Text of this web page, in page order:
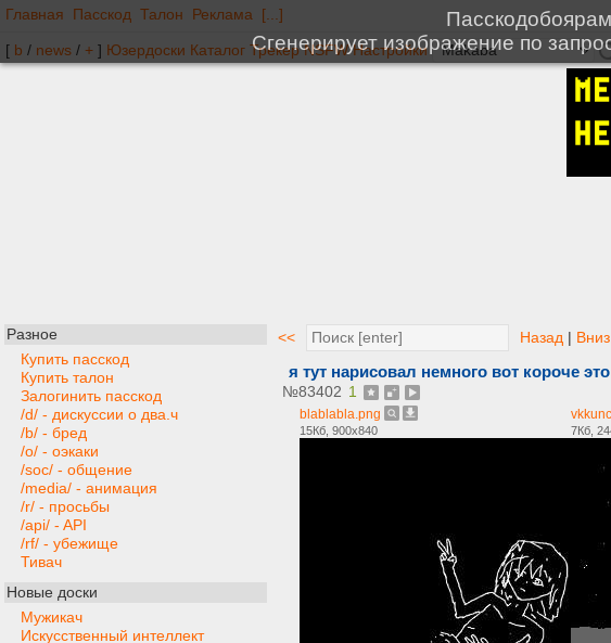
Главная Пасскод Талон Реклама [...]
[ b / news / + ] Юзердоски Каталог Трекер NSFW Настройки
Разное
Купить пасскод
Купить талон
Залогинить пасскод
/d/ - дискуссии о два.ч
/b/ - бред
/o/ - оэкаки
/soc/ - общение
/media/ - анимация
/r/ - просьбы
/api/ - API
/rf/ - убежище
Тивач
Новые доски
Мужикач
Искусственный интеллект
<< Назад | Вниз
я тут нарисовал немного вот короче
№83402 1
blablabla.png
15Кб, 900x840 7Кб,